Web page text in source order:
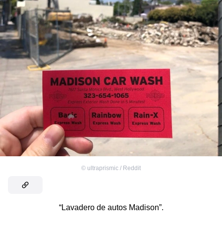
© ultraprismic / Reddit
“Lavadero de autos Madison”.